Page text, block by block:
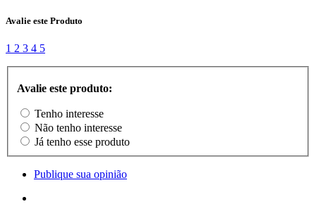
Avalie este Produto
1 2 3 4 5
Avalie este produto:
Tenho interesse
Não tenho interesse
Já tenho esse produto
Publique sua opinião